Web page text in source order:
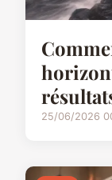
25/06/2026